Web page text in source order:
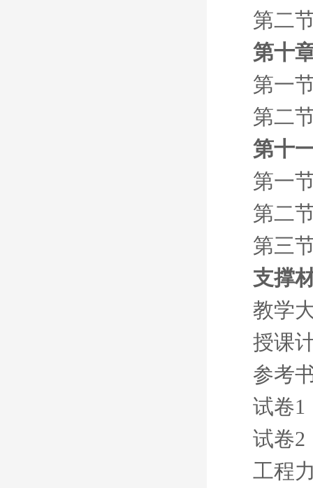
第二
第十
第一
第二
第十
第一
第二
第三
支撑
教学
授课
参考
试卷1
试卷2
工程